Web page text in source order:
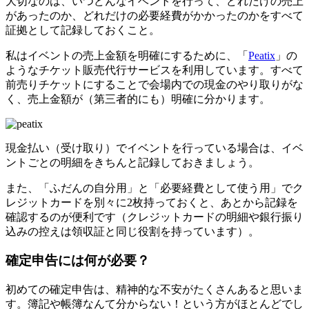
があったのか、どれだけの必要経費がかかったのかをすべて
証拠として記録しておくこと。
私はイベントの売上金額を明確にするために、「 Peatix 」の
ようなチケット販売代行サービスを利用しています。すべて
前売りチケットにすることで会場内での現金のやり取りがな
く、売上金額が（第三者的にも）明確に分かります。
現金払い（受け取り）でイベントを行っている場合は、イベ
ントごとの明細をきちんと記録しておきましょう。
また、「ふだんの自分用」と「必要経費として使う用」でク
レジットカードを別々に2枚持っておくと、あとから記録を
確認するのが便利です（クレジットカードの明細や銀行振り
込みの控えは領収証と同じ役割を持っています）。
確定申告には何が必要？
初めての確定申告は、精神的な不安がたくさんあると思いま
す。簿記や帳簿なんて分からない！という方がほとんどでし